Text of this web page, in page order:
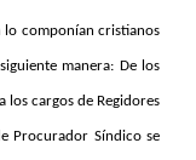
lo componían cristianos
manera: De los
cargos de Regidores
Procurador Síndico se